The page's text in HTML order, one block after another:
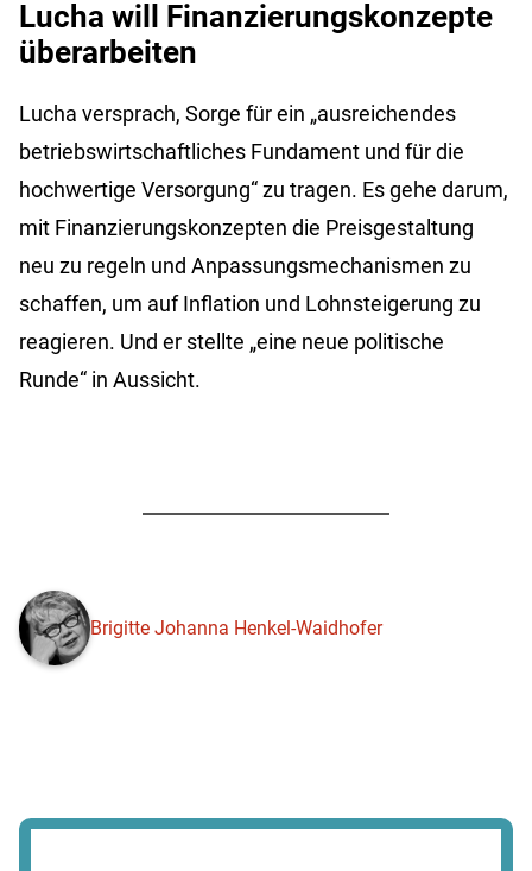
Lucha will Finanzierungskonzepte
überarbeiten
Lucha versprach, Sorge für ein „ausreichendes
betriebswirtschaftliches Fundament und für die
hochwertige Versorgung“ zu tragen. Es gehe darum,
mit Finanzierungskonzepten die Preisgestaltung
neu zu regeln und Anpassungsmechanismen zu
schaffen, um auf Inflation und Lohnsteigerung zu
reagieren. Und er stellte „eine neue politische
Runde“ in Aussicht.
Brigitte Johanna Henkel-Waidhofer